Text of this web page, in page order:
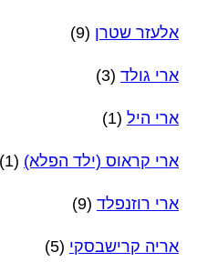
אלעזר שטרן (9)
ארי גולד (3)
ארי היל (1)
ארי קראוס (ילד הפלא) (1)
ארי רוזנפלד (9)
אריה קרישבסקי (5)